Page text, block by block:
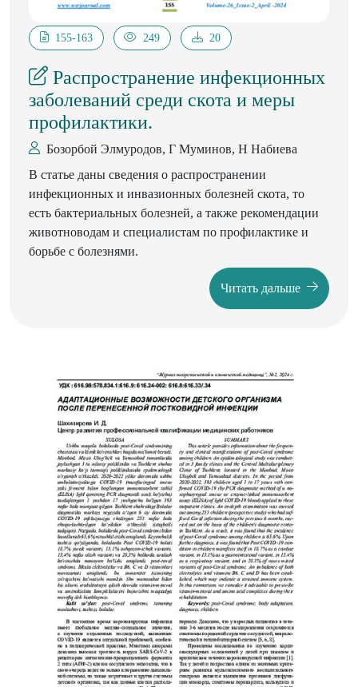
155-163 249 20
Распространение инфекционных
заболеваний среди скота и меры
профилактики.
Бозорбой Элмуродов, Г Муминов, Н Набиева
В статье даны сведения о распространении
инфекционных и инвазионных болезней скота, то
есть бактериальных болезней, а также рекомендации
животноводам и специалистам по профилактике и
борьбе с болезнями.
Читать дальше